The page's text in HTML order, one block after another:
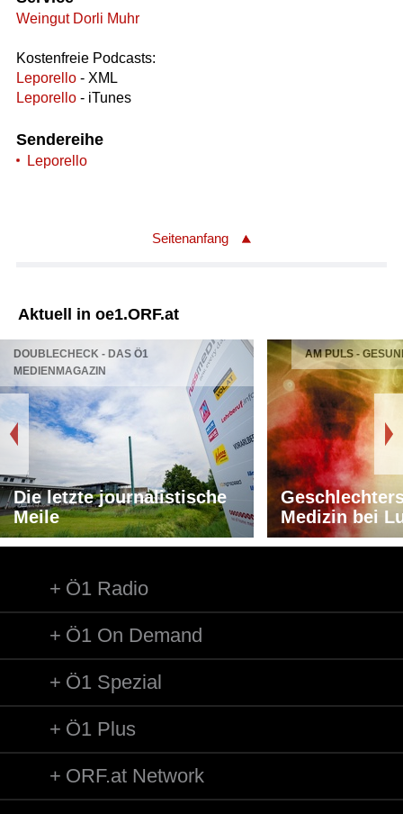
Weingut Dorli Muhr
Kostenfreie Podcasts:
Leporello- XML
Leporello- iTunes
Sendereihe
Leporello
Seitenanfang
Aktuell in oe1.ORF.at
DOUBLECHECK - DAS Ö1
MEDIENMAGAZIN
Die letzte journalistische
Meile
AM PULS -
Medizin bei
Ö1 Radio
Ö1 On Demand
Ö1 Spezial
Ö1 Plus
ORF.at Network